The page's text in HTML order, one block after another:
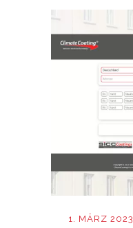
1. MÄRZ 2023